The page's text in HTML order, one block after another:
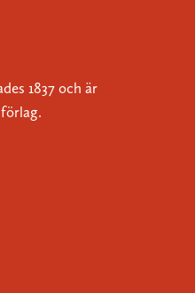
1837 och är